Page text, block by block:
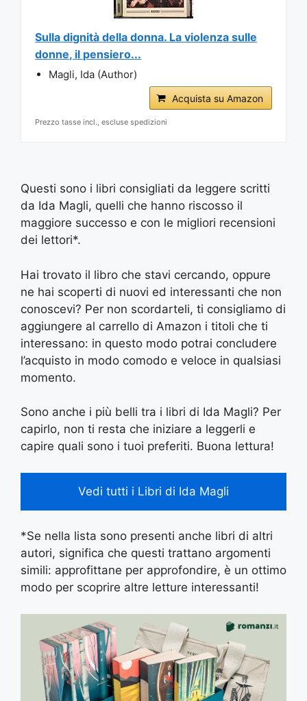
Sulla dignità della donna. La violenza sulle
donne, il pensiero...
Magli, Ida (Author)
Acquista su Amazon
Prezzo tasse incl., escluse spedizioni
Questi sono i libri consigliati da leggere scritti
da Ida Magli, quelli che hanno riscosso il
maggiore successo e con le migliori recensioni
dei lettori*.
Hai trovato il libro che stavi cercando, oppure
ne hai scoperti di nuovi ed interessanti che non
conoscevi? Per non scordarteli, ti consigliamo di
aggiungere al carrello di Amazon i titoli che ti
interessano: in questo modo potrai concludere
l’acquisto in modo comodo e veloce in qualsiasi
momento.
Sono anche i più belli tra i libri di Ida Magli? Per
capirlo, non ti resta che iniziare a leggerli e
capire quali sono i tuoi preferiti. Buona lettura!
Vedi tutti i Libri di Ida Magli
*Se nella lista sono presenti anche libri di altri
autori, significa che questi trattano argomenti
simili: approfittane per approfondire, è un ottimo
modo per scoprire altre letture interessanti!